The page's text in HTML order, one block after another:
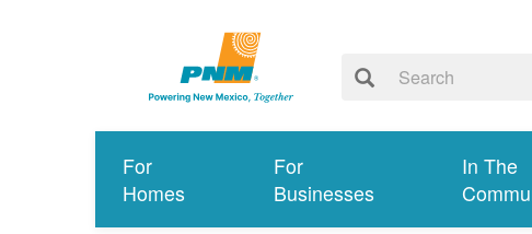
For
Homes
For
Businesses
In The